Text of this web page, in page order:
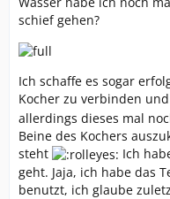
schief gehen?
Ich schaffe es sogar
Kocher zu verbinden
allerdings dieses mal
Beine des Kochers
steht
Ich
geht. Jaja, ich habe das
benutzt, ich glaube